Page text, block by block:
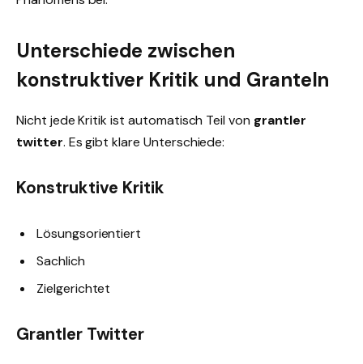
Unterschiede zwischen
konstruktiver Kritik und Granteln
Nicht jede Kritik ist automatisch Teil von grantler
twitter. Es gibt klare Unterschiede:
Konstruktive Kritik
Lösungsorientiert
Sachlich
Zielgerichtet
Grantler Twitter